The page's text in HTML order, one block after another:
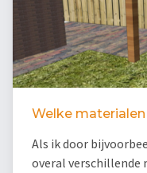
Welke
Als ik door
overal verschillende